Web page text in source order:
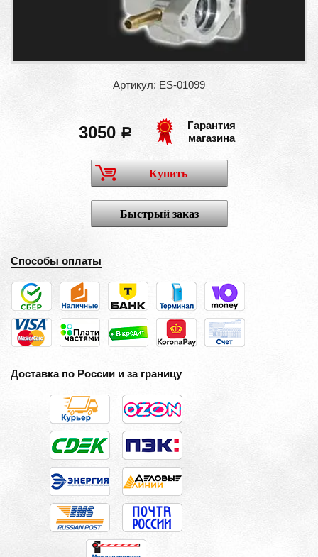
Артикул: ES-01099
3050 a
Гарантия
магазина
Купить
Быстрый заказ
Способы оплаты
Доставка по России и за границу